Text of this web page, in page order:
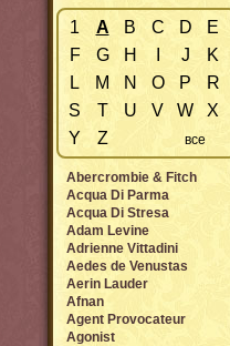
1 A B C D
E
F
G H J
K
L
M N O P
R
S
T U V W
X
Y
Z все
Abercrombie & Fitch
Acqua Di Parma
Acqua Di Stresa
Adam Levine
Adrienne Vittadini
Aedes de Venustas
Aerin Lauder
Afnan
Agent Provocateur
Agonist